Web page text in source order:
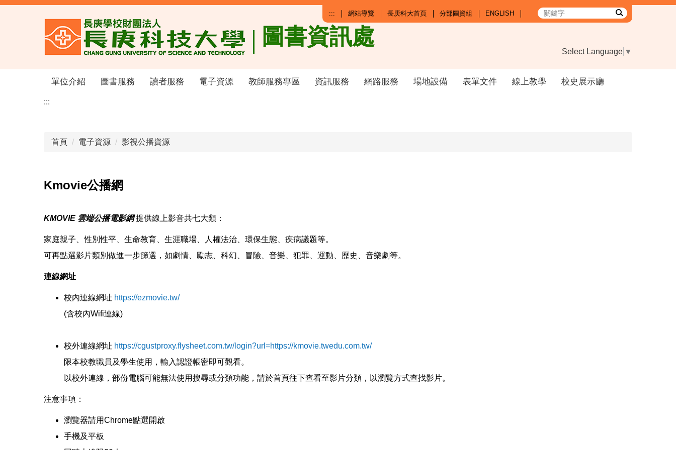
跳
圖書資訊處
::: 網站導覽 長庚科大首頁 分部圖資組 ENGLISH
Select Language ▼
單位介紹 圖書服務 讀者服務 電子資源 教師服務專區 資訊服務 網路服務 場地設備 表單文件 線上教學 校史展示廳
:::
首頁 電子資源 影視公播資源
Kmovie公播網
KMOVIE 雲端公播電影網提供線上影音共七大類：
家庭親子、性別性平、生命教育、生涯職場、人權法治、環保生態、疾病議題等。
可再點選影片類別做進一步篩選，如劇情、勵志、科幻、冒險、音樂、犯罪、運動、歷史、音樂劇等。
連線網址
校內連線網址 https://ezmovie.tw/
(含校內Wifi連線)
校外連線網址 https://cgustproxy.flysheet.com.tw/login?url=https://kmovie.twedu.com.tw/
限本校教職員及學生使用，輸入認證帳密即可觀看。
以校外連線，部份電腦可能無法使用搜尋或分類功能，請於首頁往下查看至影片分類，以瀏覽方式查找影片。
注意事項：
瀏覽器請用Chrome點選開啟
手機及平板